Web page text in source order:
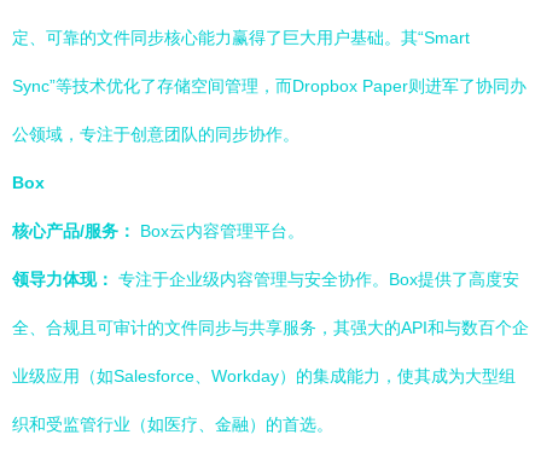
定、可靠的文件同步核心能力赢得了巨大用户基础。其“Smart
Sync”等技术优化了存储空间管理，而Dropbox Paper则进军了协同办
公领域，专注于创意团队的同步协作。
Box
核心产品/服务： Box云内容管理平台。
领导力体现： 专注于企业级内容管理与安全协作。Box提供了高度安
全、合规且可审计的文件同步与共享服务，其强大的API和与数百个企
业级应用（如Salesforce、Workday）的集成能力，使其成为大型组
织和受监管行业（如医疗、金融）的首选。